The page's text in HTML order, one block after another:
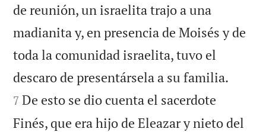
de reunión, un israelita trajo a una
madianita y, en presencia de Moisés y de
toda la comunidad israelita, tuvo el
descaro de presentársela a su familia.
7 De esto se dio cuenta el sacerdote
Finés, que era hijo de Eleazar y nieto del